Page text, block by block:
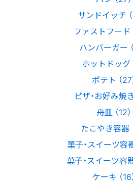
サンドイッチ （
ファストフード
ハンバーガー
ホットドッグ
ポテト （27
ピザ・お好み焼き
舟皿 （12）
たこやき容器
菓子・スイーツ容
菓子・スイーツ容
ケーキ （16